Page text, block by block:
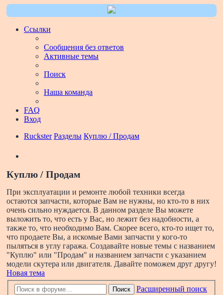
Ссылки
Сообщения без ответов
Активные темы
Поиск
Наша команда
FAQ
Вход
Ruckster Разделы Куплю / Продам
Куплю / Продам
При эксплуатации и ремонте любой техники всегда
остаются запчасти, которые Вам не нужны, но кто-то в них
очень сильно нуждается. В данном разделе Вы можете
выложить то, что есть у Вас, но лежит без надобности, а
также то, что необходимо Вам. Скорее всего, кто-то ищет то,
что продаете Вы, а искомые Вами запчасти у кого-то
пыляться в углу гаража. Создавайте новые темы с названием
"Куплю" или "Продам" и названием запчасти с указанием
модели скутера или двигателя. Давайте поможем друг другу!
Новая тема
Поиск Расширенный поиск